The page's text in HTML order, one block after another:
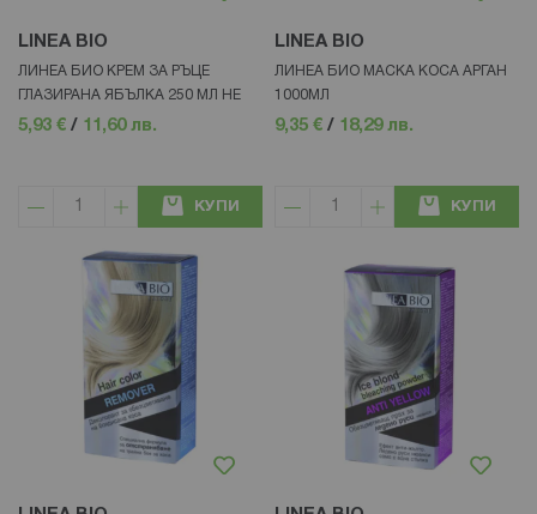
LINEA BIO
ЛИНЕА БИО КРЕМ ЗА РЪЦЕ
ГЛАЗИРАНА ЯБЪЛКА 250 МЛ НЕ
5,93 € / 11,60 лв.
КУПИ
LINEA BIO
ЛИНЕА БИО МАСКА КОСА АРГАН
1000МЛ
9,35 € / 18,29 лв.
КУПИ